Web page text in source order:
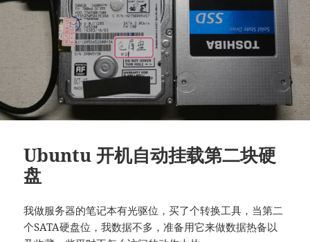
Ubuntu 开机自动挂载第二块硬
盘
我做服务器的笔记本有光驱位，买了个转换工具，当第二
个SATA硬盘位，我数据不多，准备用它来做数据热备以